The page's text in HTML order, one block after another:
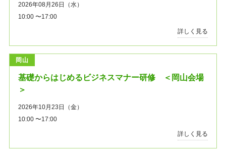
2026年08月26日（水）
10:00 〜17:00
詳しく見る
岡山
基礎からはじめるビジネスマナー研修 ＜岡山会場
＞
2026年10月23日（金）
10:00 〜17:00
詳しく見る